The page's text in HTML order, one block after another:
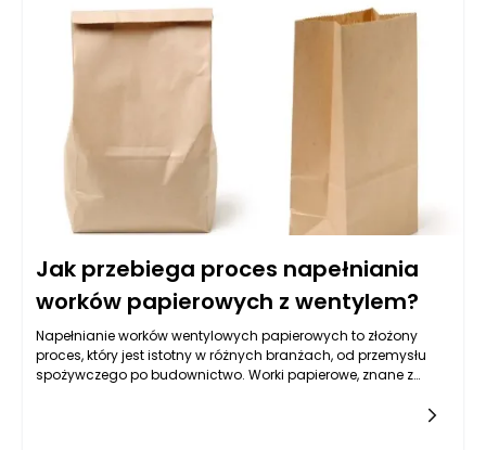
analizować przyszłe wydatki, planować budżet i śledzić już
poniesione koszty, aby móc wprowadzać skuteczne zmiany.
Współpraca z mieszkańcami, wykonawcami oraz
dostawcami usług pozwala na lepsze negocjowanie
warunków umów, co w dłuższej perspektywie przyczynia się do
zmniejszenia ogólnych kosztów.
Jak przebiega proces napełniania
worków papierowych z wentylem?
Napełnianie worków wentylowych papierowych to złożony
proces, który jest istotny w różnych branżach, od przemysłu
spożywczego po budownictwo. Worki papierowe, znane z